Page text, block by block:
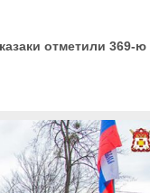
отметили 369-ю